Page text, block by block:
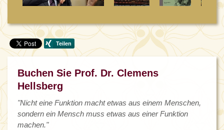
Buchen Sie Prof. Dr. Clemens
Hellsberg
"Nicht eine Funktion macht etwas aus einem Menschen,
sondern ein Mensch muss etwas aus einer Funktion
machen."